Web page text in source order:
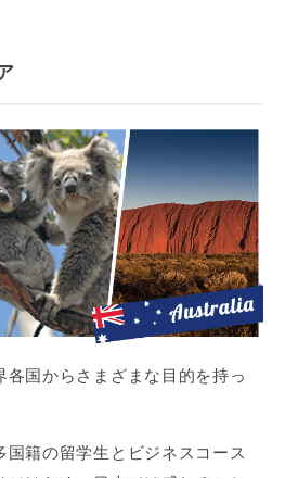
各国からさまざまな目的を持っ
籍の留学生とビジネスコース